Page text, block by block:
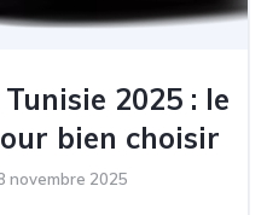
2025 : le
bien choisir
novembre 2025